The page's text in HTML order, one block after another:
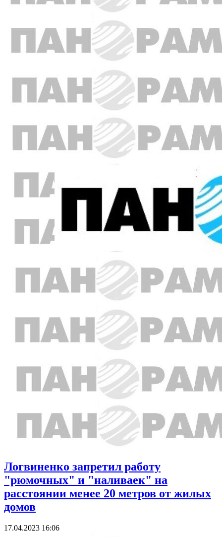
Логвиненко запретил работу
"рюмочных" и "наливаек" на
расстоянии менее 20 метров от жилых
домов
17.04.2023 16:06